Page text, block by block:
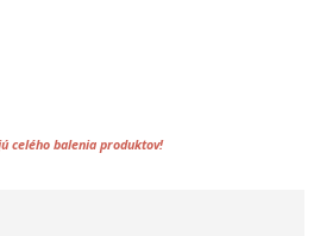
celého balenia produktov!